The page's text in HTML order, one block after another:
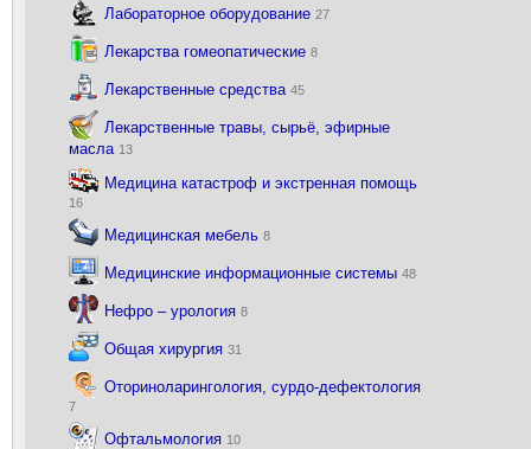
Лабораторное оборудование 27
Лекарства гомеопатические 8
Лекарственные средства 45
Лекарственные травы, сырьё, эфирные
масла 13
Медицина катастроф и экстренная помощь
16
Медицинская мебель 8
Медицинские информационные системы 48
Нефро – урология 8
Общая хирургия 31
Оториноларингология, сурдо-дефектология
7
Офтальмология 10